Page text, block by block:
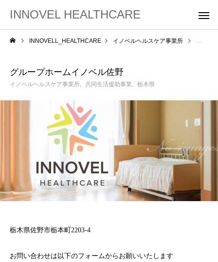
INNOVEL HEALTHCARE
INNOVELL_HEALTHCARE イノベルヘルスケア事業所 グルー
グループホームイノベル佐野
イノベルヘルスケア事業所 共同生活援助事業 栃木県
栃木県佐野市栃本町2203-4
お問い合わせは以下のフォームからお願いいたします